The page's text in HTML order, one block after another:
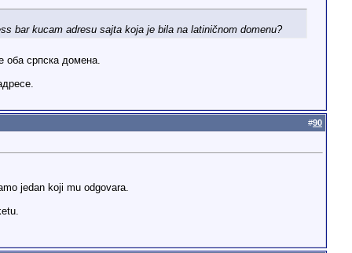
bar kucam adresu sajta koja je bila na latiničnom domenu?
оба српска домена.
#90
jedan koji mu odgovara.